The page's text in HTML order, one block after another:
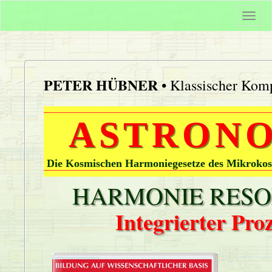
PETER HÜBNER• Klassischer
Die Kosmischen Harmoniegesetze des
HARMONIE
Integrierter